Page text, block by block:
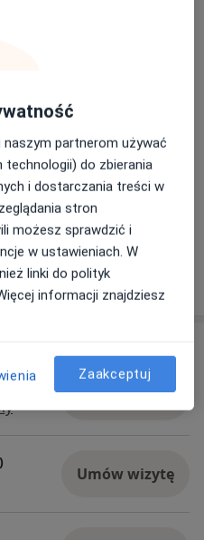
o doświadczeniu
Umów wizytę
Umów wizytę
partnerom używać
technologii) do zbierania
i dostarczania treści w
stron
możesz sprawdzić i
w ustawieniach. W
linki do polityk
informacji znajdziesz
Zaakceptuj